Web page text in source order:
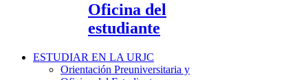
Oficina del
estudiante
ESTUDIAR EN LA URJC
Orientación Preuniversitaria y